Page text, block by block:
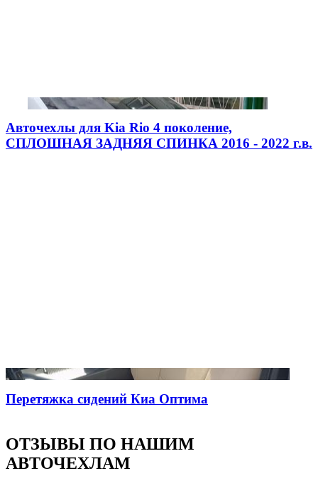
Авточехлы для Kia Rio 4 поколение,
СПЛОШНАЯ ЗАДНЯЯ СПИНКА 2016 - 2022 г.в.
Перетяжка сидений Киа Оптима
ОТЗЫВЫ ПО НАШИМ
АВТОЧЕХЛАМ